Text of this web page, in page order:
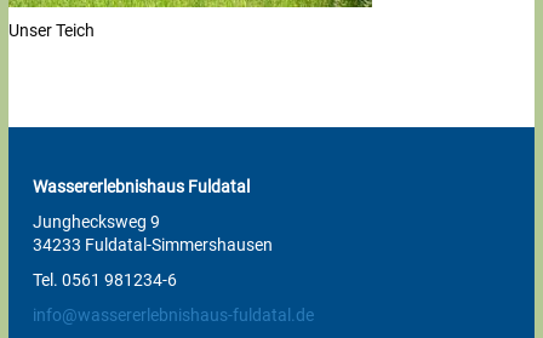
Unser Teich
Wassererlebnishaus Fuldatal
Junghecksweg 9
34233 Fuldatal-Simmershausen
Tel. 0561 981234-6
info@wassererlebnishaus-fuldatal.de